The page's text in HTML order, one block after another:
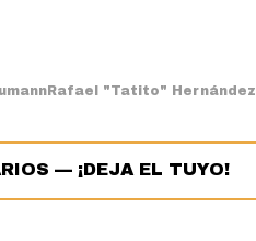
Rafael "Tatito" Hernández
— ¡DEJA EL TUYO!